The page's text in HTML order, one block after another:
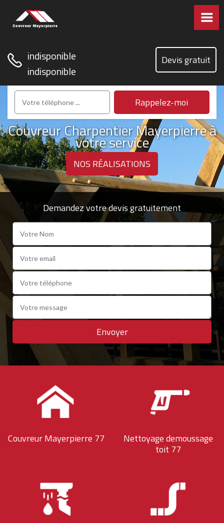
Devis gratuit
indisponible
indisponible
Couvreur Charpentier Mayerpierre à
votre service
NOS RÉALISATIONS
Demandez votre devis gratuitement
Couvreur Mayerpierre 77
Nettoyage demoussage
toit 77